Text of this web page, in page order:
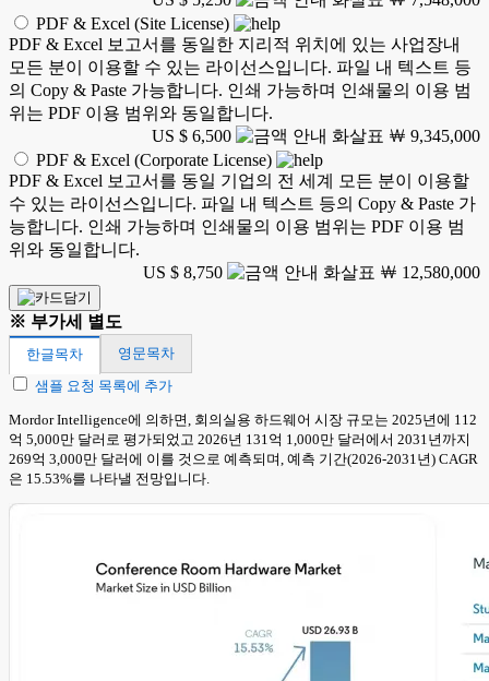
PDF & Excel (Site License)
PDF & Excel 보고서를 동일한 지리적 위치에 있는 사업장내
모든 분이 이용할 수 있는 라이선스입니다. 파일 내 텍스트 등
의 Copy & Paste 가능합니다. 인쇄 가능하며 인쇄물의 이용 범
위는 PDF 이용 범위와 동일합니다.
US $ 6,500
￦ 9,345,000
PDF & Excel (Corporate License)
PDF & Excel 보고서를 동일 기업의 전 세계 모든 분이 이용할
수 있는 라이선스입니다. 파일 내 텍스트 등의 Copy & Paste 가
능합니다. 인쇄 가능하며 인쇄물의 이용 범위는 PDF 이용 범
위와 동일합니다.
US $ 8,750
￦ 12,580,000
※ 부가세 별도
한글목차
영문목차
샘플 요청 목록에 추가
Mordor Intelligence에 의하면, 회의실용 하드웨어 시장 규모는 2025년에 112
억 5,000만 달러로 평가되었고 2026년 131억 1,000만 달러에서 2031년까지
269억 3,000만 달러에 이를 것으로 예측되며, 예측 기간(2026-2031년) CAGR
은 15.53%를 나타낼 전망입니다.